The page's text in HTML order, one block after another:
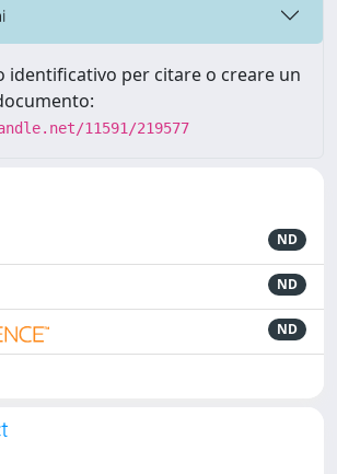
identificativo per citare o creare un
11591/219577
ND
ND
ND